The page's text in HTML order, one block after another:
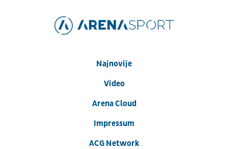
Najnovije
Video
Arena Cloud
Impressum
ACG Network